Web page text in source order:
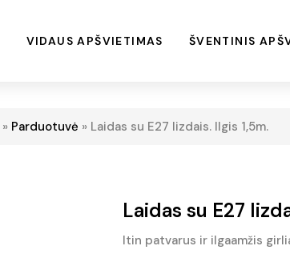
VIDAUS APŠVIETIMAS ŠVENTINIS
» Parduotuvė » Laidas su E27 lizdais. Ilgis 1,5m.
Laidas su E27
Itin patvarus ir ilgaamžis